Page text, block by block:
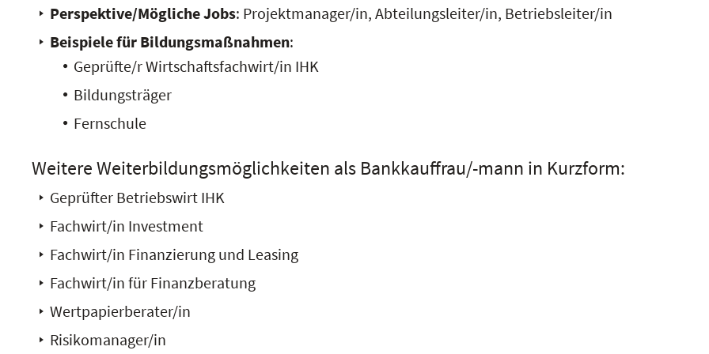
Perspektive/Mögliche Jobs: Projektmanager/in, Abteilungsleiter/in, Betriebsleiter/in
Beispiele für Bildungsmaßnahmen:
Geprüfte/r Wirtschaftsfachwirt/in IHK
Bildungsträger
Fernschule
Weitere Weiterbildungsmöglichkeiten als Bankkauffrau/-mann in Kurzform:
Geprüfter Betriebswirt IHK
Fachwirt/in Investment
Fachwirt/in Finanzierung und Leasing
Fachwirt/in für Finanzberatung
Wertpapierberater/in
Risikomanager/in